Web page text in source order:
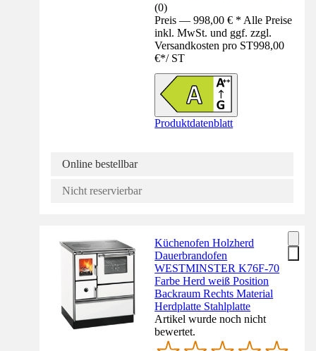
(0)
Preis — 998,00 € * Alle Preise
inkl. MwSt. und ggf. zzgl.
Versandkosten pro ST998,00
€*/ ST
Produktdatenblatt
Online bestellbar
Nicht reservierbar
Küchenofen Holzherd
Dauerbrandofen
WESTMINSTER K76F-70
Farbe Herd weiß Position
Backraum Rechts Material
Herdplatte Stahlplatte
Artikel wurde noch nicht
bewertet.